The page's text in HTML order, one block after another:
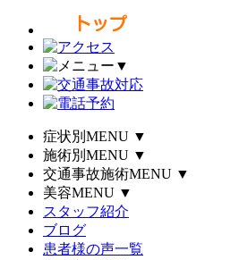
▼
症状別MENU ▼
施術別MENU ▼
交通事故施術MENU ▼
美容MENU ▼
スタッフ紹介
ブログ
患者様の声一覧